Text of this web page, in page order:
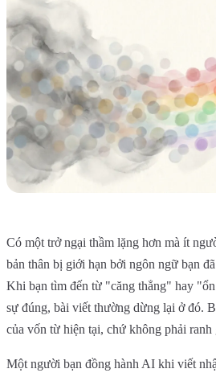
Có một trở ngại thầm lặng hơn mà ít
bản thân bị giới hạn bởi ngôn ngữ bạn
Khi bạn tìm đến từ "căng thẳng" hay
sự đúng, bài viết thường dừng lại ở đó.
của vốn từ hiện tại, chứ không phải ranh
Một người bạn đồng hành AI khi viết